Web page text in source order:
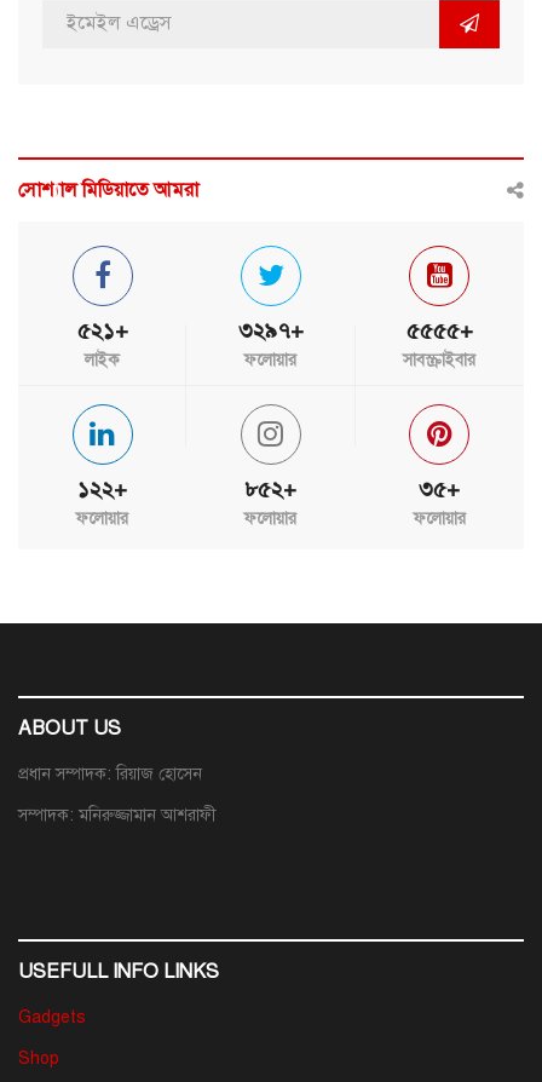
সোশ্যাল মিডিয়াতে আমরা
৫২১+
লাইক
৩২৯৭+
ফলোয়ার
৫৫৫৫+
সাবস্ক্রাইবার
১২২+
ফলোয়ার
৮৫২+
ফলোয়ার
৩৫+
ফলোয়ার
ABOUT US
প্রধান সম্পাদক: রিয়াজ হোসেন
সম্পাদক: মনিরুজ্জামান আশরাফী
USEFULL INFO LINKS
Gadgets
Shop